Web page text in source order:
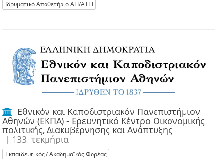
Ιδρυματικό Αποθετήριο ΑΕΙ/ΑΤΕΙ
Εθνικόν και Καποδιστριακόν Πανεπιστήμιον
Αθηνών (ΕΚΠΑ) - Ερευνητικό Κέντρο Οικονομικής
πολιτικής, Διακυβέρνησης και Ανάπτυξης
| 133 τεκμήρια
Εκπαιδευτικός / Ακαδημαϊκός Φορέας